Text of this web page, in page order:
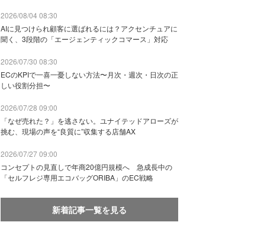
2026/08/04 08:30
AIに見つけられ顧客に選ばれるには？アクセンチュアに
聞く、3段階の「エージェンティックコマース」対応
2026/07/30 08:30
ECのKPIで一喜一憂しない方法〜月次・週次・日次の正
しい役割分担〜
2026/07/28 09:00
「なぜ売れた？」を逃さない。ユナイテッドアローズが
挑む、現場の声を“良質に”収集する店舗AX
2026/07/27 09:00
コンセプトの見直しで年商20億円規模へ 急成長中の
「セルフレジ専用エコバッグORIBA」のEC戦略
新着記事一覧を見る